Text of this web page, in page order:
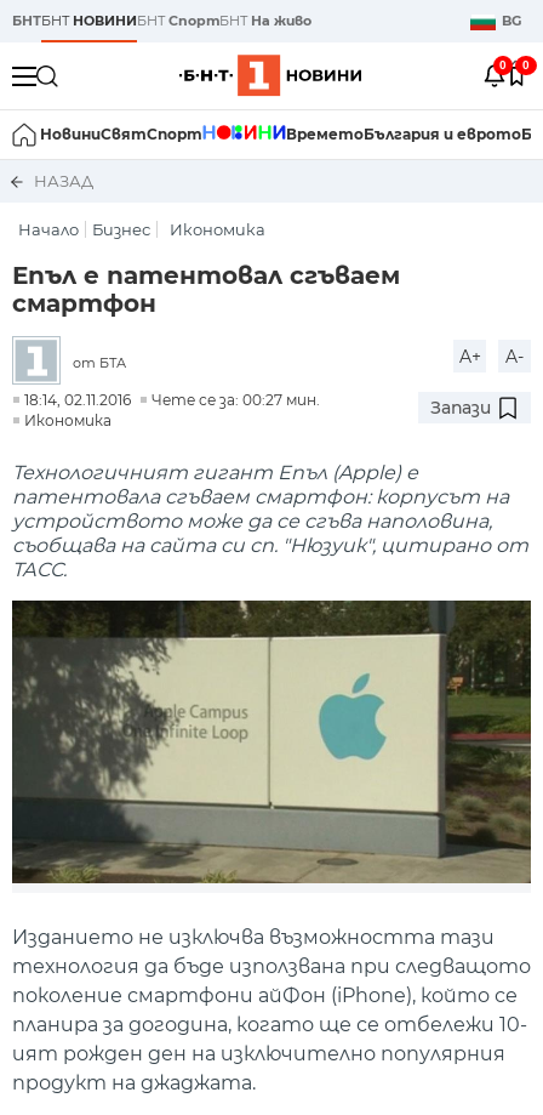
БНТБНТ НОВИНИБНТСпортБНТ На живо BG
0 0
НовиниСвятСпорт ВреметоБългария и еврото
НАЗАД
Начало Бизнес Икономика
Епъл е патентовал сгъваем
смартфон
от БТА A+ A-
18:14, 02.11.2016
Чете се за: 00:27 мин.
Икономика
Запази
Технологичният гигант Епъл (Apple) е
патентовала сгъваем смартфон: корпусът на
устройството може да се сгъва наполовина,
съобщава на сайта си сп. "Нюзуик", цитирано от
ТАСС.
Изданието не изключва възможността тази
технология да бъде използвана при следващото
поколение смартфони айФон (iPhone), който се
планира за догодина, когато ще се отбележи 10-
ият рожден ден на изключително популярния
продукт на джаджата.